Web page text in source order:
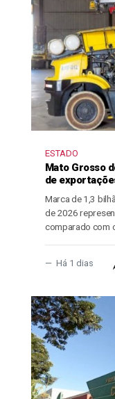
ESTADO
Mato Grosso
de
Marca de 1,3
de 2026
comparado com
Há 1 dias